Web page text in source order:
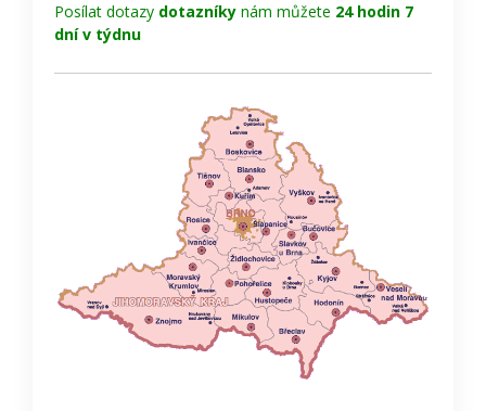
Posílat dotazy dotazníky nám můžete 24 hodin 7
dní v týdnu